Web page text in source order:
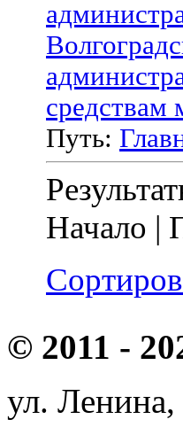
средствам
Путь:
Начало |
© 2011 -
ул.